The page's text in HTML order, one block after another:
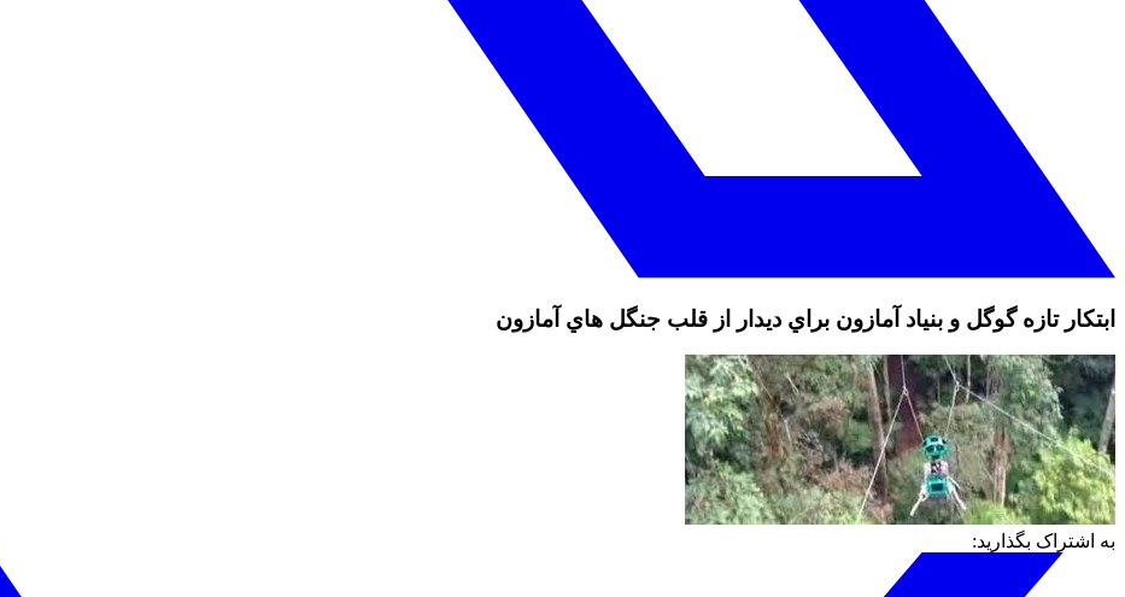
ابتكار تازه گوگل و بنياد آمازون براي ديدار از قلب جنگل هاي آمازون
به اشتراک بگذارید: